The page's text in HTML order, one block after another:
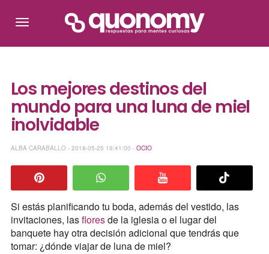
Los mejores destinos del
mundo para una luna de miel
inolvidable
ALBA CARABALLO - 2018-05-25 19:41:00 - OCIO
Si estás planificando tu boda, además del vestido, las
invitaciones, lasfloresde la iglesia o el lugar del
banquete hay otra decisión adicional que tendrás que
tomar: ¿dónde viajar de luna de miel?